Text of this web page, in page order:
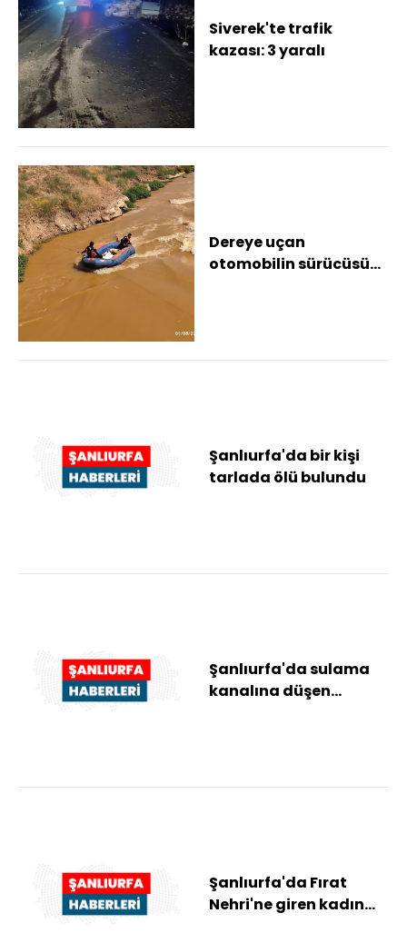
Siverek'te trafik
kazası: 3 yaralı
Dereye uçan
otomobilin sürücüsü
Şanlıurfa'da bir kişi
tarlada ölü bulundu
Şanlıurfa'da sulama
kanalına düşen
Şanlıurfa'da Fırat
Nehri'ne giren kadın